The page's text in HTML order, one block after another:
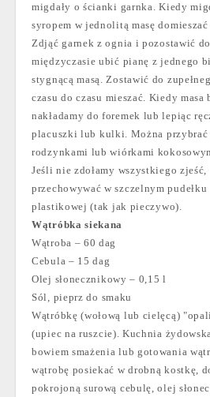
migdały o ścianki garnka. Kiedy
syropem w jednolitą masę
Zdjąć garnek z ognia i pozostawić
międzyczasie ubić pianę z jednego
stygnącą masą. Zostawić do
czasu do czasu mieszać. Kiedy masa
nakładamy do foremek lub lepiąc
placuszki lub kulki. Można przybrać
rodzynkami lub wiórkami
Jeśli nie zdołamy wszystkiego zjeść,
przechowywać w szczelnym
plastikowej (tak jak pieczywo).
Wątróbka siekana
Wątroba – 60 dag
Cebula – 15 dag
Olej słonecznikowy – 0,15 l
Sól, pieprz do smaku
Wątróbkę (wołową lub cielęcą)
(upiec na ruszcie). Kuchnia
bowiem smażenia lub gotowania
wątrobę posiekać w drobną kostkę,
pokrojoną surową cebulę, olej